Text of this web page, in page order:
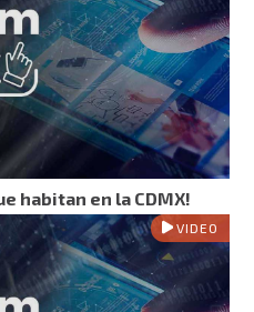
habitan en la CDMX!
VIDEO